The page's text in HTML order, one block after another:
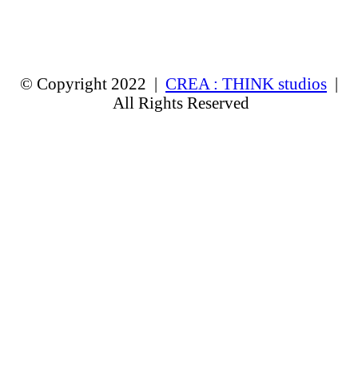
© Copyright 2022 | CREA : THINK studios |
All Rights Reserved